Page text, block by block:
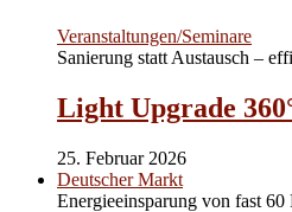
Veranstaltungen/Seminare
Sanierung statt Austausch –
Light Upgrade
25. Februar 2026
Deutscher Markt
Energieeinsparung von fast 60